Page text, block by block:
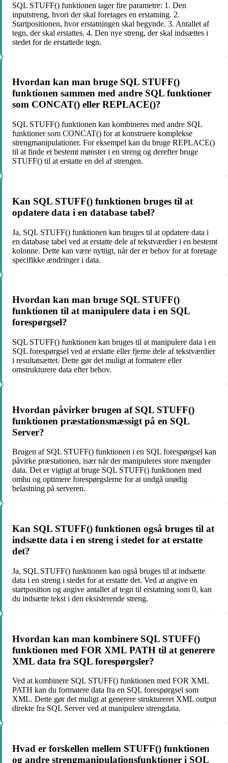
SQL STUFF() funktionen tager fire parametre: 1. Den
inputstreng, hvori der skal foretages en erstatning. 2.
Startpositionen, hvor erstatningen skal begynde. 3. Antallet af
tegn, der skal erstattes. 4. Den nye streng, der skal indsættes i
stedet for de erstattede tegn.
Hvordan kan man bruge SQL STUFF()
funktionen sammen med andre SQL funktioner
som CONCAT() eller REPLACE()?
SQL STUFF() funktionen kan kombineres med andre SQL
funktioner som CONCAT() for at konstruere komplekse
strengmanipulationer. For eksempel kan du bruge REPLACE()
til at finde et bestemt mønster i en streng og derefter bruge
STUFF() til at erstatte en del af strengen.
Kan SQL STUFF() funktionen bruges til at
opdatere data i en database tabel?
Ja, SQL STUFF() funktionen kan bruges til at opdatere data i
en database tabel ved at erstatte dele af tekstværdier i en bestemt
kolonne. Dette kan være nyttigt, når der er behov for at foretage
specifikke ændringer i data.
Hvordan kan man bruge SQL STUFF()
funktionen til at manipulere data i en SQL
forespørgsel?
SQL STUFF() funktionen kan bruges til at manipulere data i en
SQL forespørgsel ved at erstatte eller fjerne dele af tekstværdier
i resultatsættet. Dette gør det muligt at formatere eller
omstrukturere data efter behov.
Hvordan påvirker brugen af SQL STUFF()
funktionen præstationsmæssigt på en SQL
Server?
Brugen af SQL STUFF() funktionen i en SQL forespørgsel kan
påvirke præstationen, især når der manipuleres store mængder
data. Det er vigtigt at bruge SQL STUFF() funktionen med
omhu og optimere forespørgslerne for at undgå unødig
belastning på serveren.
Kan SQL STUFF() funktionen også bruges til at
indsætte data i en streng i stedet for at erstatte
det?
Ja, SQL STUFF() funktionen kan også bruges til at indsætte
data i en streng i stedet for at erstatte det. Ved at angive en
startposition og angive antallet af tegn til erstatning som 0, kan
du indsætte tekst i den eksisterende streng.
Hvordan kan man kombinere SQL STUFF()
funktionen med FOR XML PATH til at generere
XML data fra SQL forespørgsler?
Ved at kombinere SQL STUFF() funktionen med FOR XML
PATH kan du formatere data fra en SQL forespørgsel som
XML. Dette gør det muligt at generere struktureret XML output
direkte fra SQL Server ved at manipulere strengdata.
Hvad er forskellen mellem STUFF() funktionen
og andre strengmanipulationsfunktioner i SQL